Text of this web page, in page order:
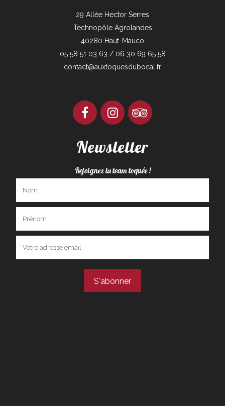
29 Allée Hector Serres
Technopôle Agrolandes
40280 Haut-Mauco
05 58 51 03 63 / 06 30 69 65 58
contact@auxtoquesdubocal.fr
Newsletter
Rejoignez la team toquée !